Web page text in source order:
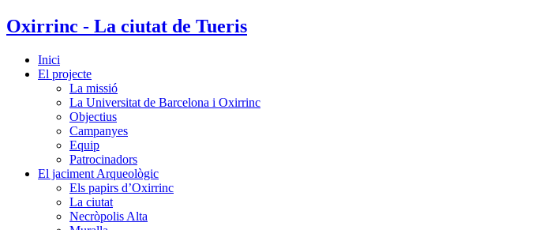
Oxirrinc - La ciutat de Tueris
Inici
El projecte
La missió
La Universitat de Barcelona i Oxirrinc
Objectius
Campanyes
Equip
Patrocinadors
El jaciment Arqueològic
Els papirs d’Oxirrinc
La ciutat
Necròpolis Alta